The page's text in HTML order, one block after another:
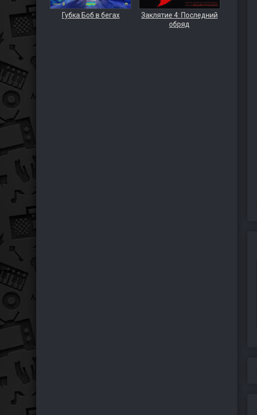
Губка Боб в бегах
Заклятие 4: Последний
обряд